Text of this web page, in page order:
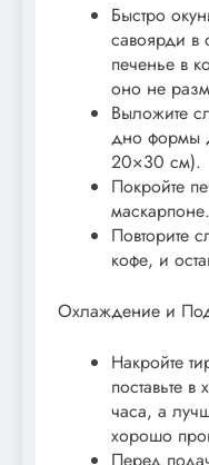
Быстро
савоярди в
печенье в
оно не
Выложите
дно формы
20×30 см).
Покройте
маскарпоне.
Повторите
кофе, и
Охлаждение и
Накройте
поставьте
часа, а
хорошо
Перед